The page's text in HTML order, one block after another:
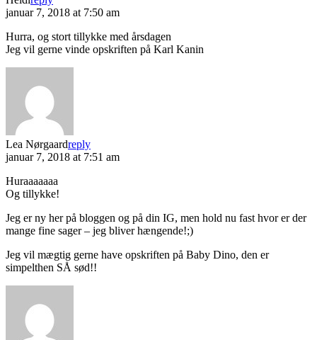
januar 7, 2018 at 7:50 am
Hurra, og stort tillykke med årsdagen
Jeg vil gerne vinde opskriften på Karl Kanin
Lea Nørgaardreply
januar 7, 2018 at 7:51 am
Huraaaaaaa
Og tillykke!
Jeg er ny her på bloggen og på din IG, men hold nu fast hvor er der
mange fine sager – jeg bliver hængende!;)
Jeg vil mægtig gerne have opskriften på Baby Dino, den er
simpelthen SÅ sød!!